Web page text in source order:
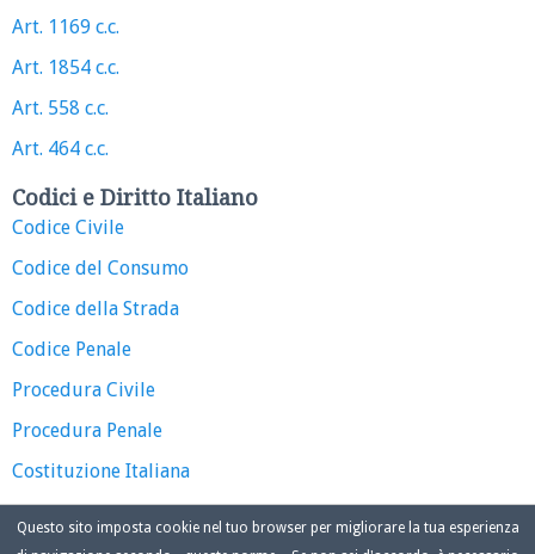
Art. 1169 c.c.
Art. 1854 c.c.
Art. 558 c.c.
Art. 464 c.c.
Codici e Diritto Italiano
Codice Civile
Codice del Consumo
Codice della Strada
Codice Penale
Procedura Civile
Procedura Penale
Costituzione Italiana
Questo sito imposta cookie nel tuo browser per migliorare la tua esperienza